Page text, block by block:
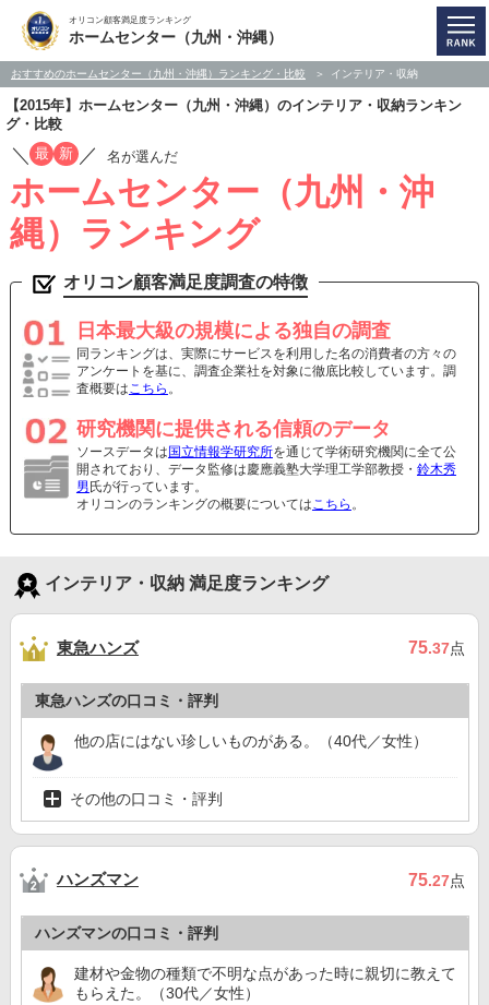
オリコン顧客満足度ランキング
ホームセンター（九州・沖縄）
おすすめのホームセンター（九州・沖縄）ランキング・比較 インテリア・収納
【2015年】ホームセンター（九州・沖縄）のインテリア・収納ランキン
グ・比較
／ 最 新 ／ 名が選んだ
ホームセンター（九州・沖
縄）ランキング
オリコン顧客満足度調査の特徴
日本最大級の規模による独自の調査
同ランキングは、実際にサービスを利用した名の消費者の方々の
アンケートを基に、調査企業社を対象に徹底比較しています。調
査概要はこちら 。
研究機関に提供される信頼のデータ
ソースデータは 国立情報学研究所を通じて学術研究機関に全て公
開されており、データ監修は慶應義塾大学理工学部教授・ 鈴木秀
男 氏が行っています。
オリコンのランキングの概要についてはこちら 。
インテリア・収納 満足度ランキング
東急ハンズ 75.37点
東急ハンズの口コミ・評判
他の店にはない珍しいものがある。（40代／女性）
その他の口コミ・評判
ハンズマン 75.27点
ハンズマンの口コミ・評判
建材や金物の種類で不明な点があった時に親切に教えて
もらえた。（30代／女性）